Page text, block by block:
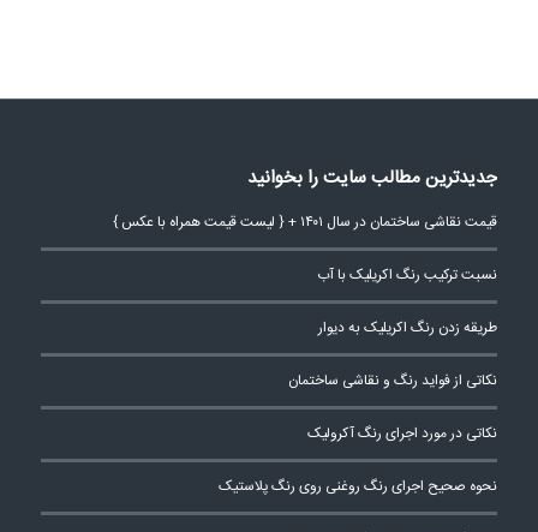
جدیدترین مطالب سایت را بخوانید
قیمت نقاشی ساختمان در سال ۱۴۰۱ + { لیست قیمت همراه با عکس }
نسبت ترکیب رنگ اکریلیک با آب
طریقه زدن رنگ اکریلیک به دیوار
نکاتی از فواید رنگ و نقاشی ساختمان
نکاتی در مورد اجرای رنگ آکرولیک
نحوه صحیح اجرای رنگ روغنی روی رنگ پلاستیک